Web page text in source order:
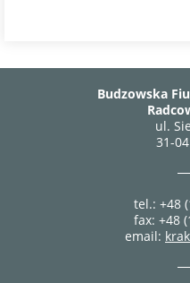
Budzowska
ul.
31-
tel.: +48
fax: +48
email: